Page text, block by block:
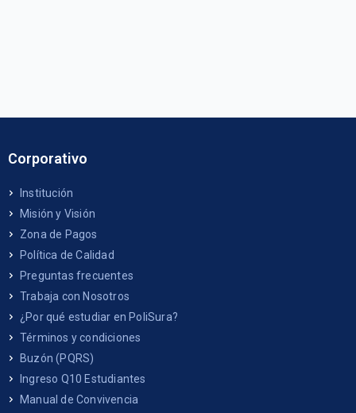
Corporativo
Institución
Misión y Visión
Zona de Pagos
Política de Calidad
Preguntas frecuentes
Trabaja con Nosotros
¿Por qué estudiar en PoliSura?
Términos y condiciones
Buzón (PQRS)
Ingreso Q10 Estudiantes
Manual de Convivencia